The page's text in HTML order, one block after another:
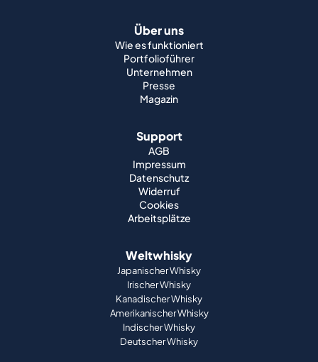
Über uns
Wie es funktioniert
Portfolioführer
Unternehmen
Presse
Magazin
Support
AGB
Impressum
Datenschutz
Widerruf
Cookies
Arbeitsplätze
Weltwhisky
Japanischer Whisky
Irischer Whisky
Kanadischer Whisky
Amerikanischer Whisky
Indischer Whisky
Deutscher Whisky